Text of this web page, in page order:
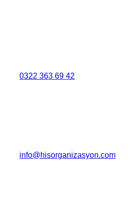
0322 363 69 42
info@hisorganizasyon.com